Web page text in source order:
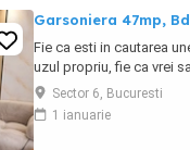
Garsoniera 47mp,
Fie ca esti in cautarea
uzul propriu, fie ca vrei
inteligenta, un
camere ramane una
optiuni pe care le ai la
Sector 6, Bucuresti
1 ianuarie